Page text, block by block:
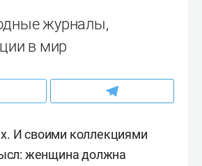
журналы,
в мир
И своими коллекциями
женщина должна